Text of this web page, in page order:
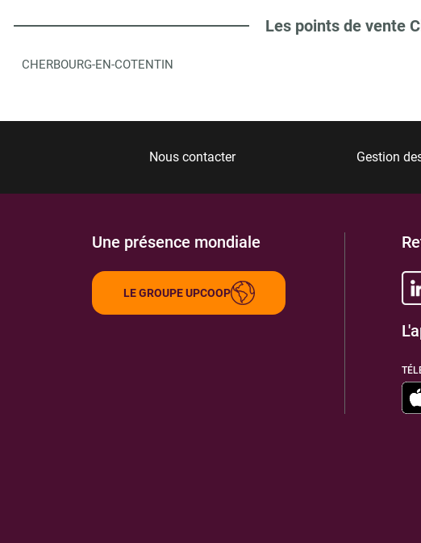
Les points de vente
CHERBOURG-EN-COTENTIN
Nous contacter Gestion
Une présence mondiale
LE GROUPE UPCOOP